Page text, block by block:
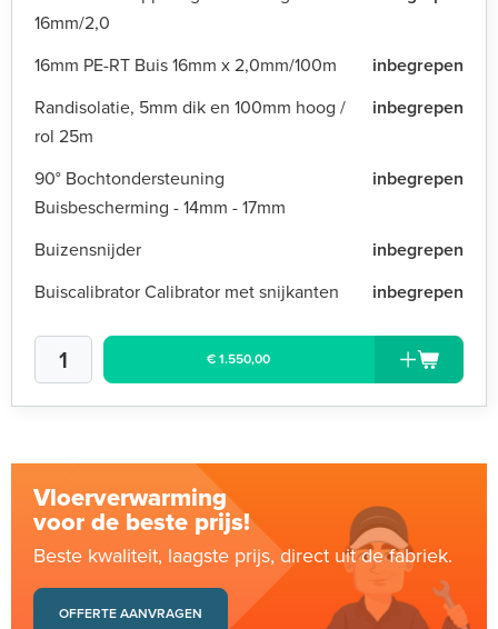
16mm/2,0
16mm PE-RT Buis 16mm x 2,0mm/100m
inbegrepen
Randisolatie, 5mm dik en 100mm hoog /
rol 25m
inbegrepen
90° Bochtondersteuning
Buisbescherming - 14mm - 17mm
inbegrepen
Buizensnijder
inbegrepen
Buiscalibrator Calibrator met snijkanten
inbegrepen
€ 1.550,00
Vloerverwarming
voor de beste prijs!
Beste kwaliteit, laagste prijs, direct uit de fabriek.
OFFERTE AANVRAGEN